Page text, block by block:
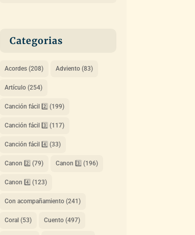
Categorias
Acordes(208) Adviento(83)
Artículo(254)
Canción fácil 2️⃣ (199)
Canción fácil 3️⃣ (117)
Canción fácil 4️⃣ (33)
Canon 2️⃣ (79) Canon 3️⃣ (196)
Canon 4️⃣ (123)
Con acompañamiento(241)
Coral (53) Cuento(497)